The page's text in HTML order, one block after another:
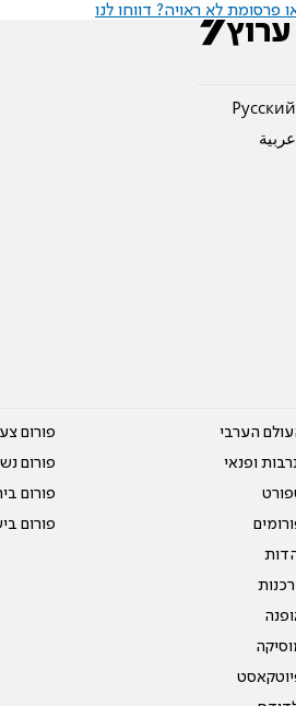
לא ראויה? דווחו לנו
Pусский
عربية
הערבי
ופנאי
פורום
פורום
פורום
פורום